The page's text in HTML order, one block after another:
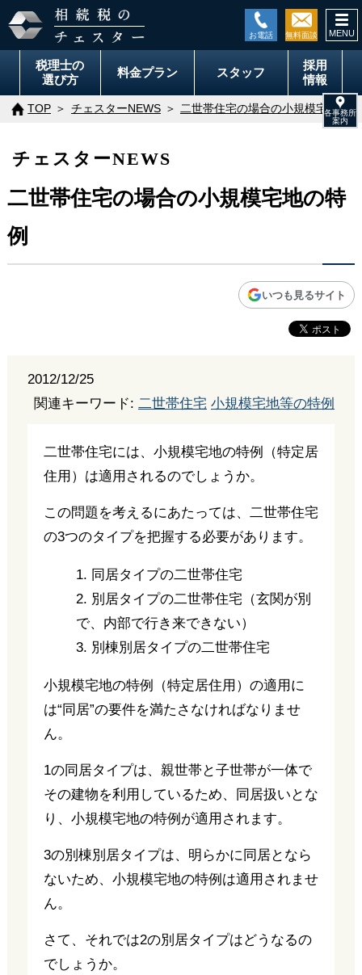
税理士の
選び方
料金プラン スタッフ
採用
情報
TOP チェスターNEWS 二世帯住宅の場合の小規模宅地の
チェスターNEWS
二世帯住宅の場合の小規模宅地の特
例
いつも見るサイト
2012/12/25
関連キーワード:二世帯住宅 小規模宅地等の特例
二世帯住宅には、小規模宅地の特例（特定居
住用）は適用されるのでしょうか。
この問題を考えるにあたっては、二世帯住宅
の3つのタイプを把握する必要があります。
1. 同居タイプの二世帯住宅
2. 別居タイプの二世帯住宅（玄関が別
で、内部で行き来できない）
3. 別棟別居タイプの二世帯住宅
小規模宅地の特例（特定居住用）の適用に
は“同居”の要件を満たさなければなりませ
ん。
1の同居タイプは、親世帯と子世帯が一体で
その建物を利用しているため、同居扱いとな
り、小規模宅地の特例が適用されます。
3の別棟別居タイプは、明らかに同居となら
ないため、小規模宅地の特例は適用されませ
ん。
さて、それでは2の別居タイプはどうなるの
でしょうか。